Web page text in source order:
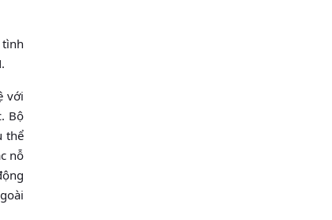
với
Bộ
thể
nỗ